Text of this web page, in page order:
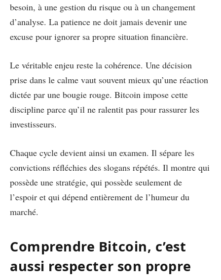
besoin, à une gestion du risque ou à un changement
d’analyse. La patience ne doit jamais devenir une
excuse pour ignorer sa propre situation financière.
Le véritable enjeu reste la cohérence. Une décision
prise dans le calme vaut souvent mieux qu’une réaction
dictée par une bougie rouge. Bitcoin impose cette
discipline parce qu’il ne ralentit pas pour rassurer les
investisseurs.
Chaque cycle devient ainsi un examen. Il sépare les
convictions réfléchies des slogans répétés. Il montre qui
possède une stratégie, qui possède seulement de
l’espoir et qui dépend entièrement de l’humeur du
marché.
Comprendre Bitcoin, c’est
aussi respecter son propre